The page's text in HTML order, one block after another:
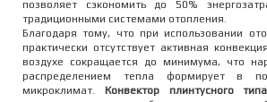
позволяет сэкономить до 50%
традиционными системами отопления.
Благодаря тому, что при использовании
практически отсутствует активная
воздухе сокращается до минимума, что
распределением тепла формирует в
микроклимат. Конвектор плинтусного типа